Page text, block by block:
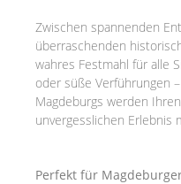
Zwischen spannenden
überraschenden
wahres Festmahl für alle
oder süße Verführungen
Magdeburgs werden
unvergesslichen Erlebnis
Perfekt für